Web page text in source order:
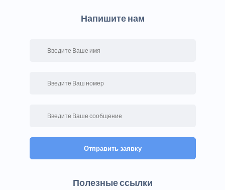
Напишите нам
Отправить заявку
Полезные ссылки